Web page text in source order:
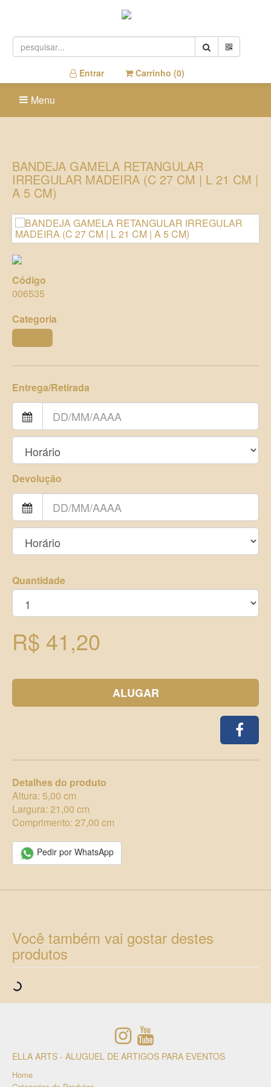
Entrar Carrinho (0)
Menu
BANDEJA GAMELA RETANGULAR
IRREGULAR MADEIRA (C 27 CM | L 21 CM |
A 5 CM)
Código
006535
Categoria
Entrega/Retirada
Devolução
Quantidade
R$ 41,20
ALUGAR
Detalhes do produto
Altura: 5,00 cm
Largura: 21,00 cm
Comprimento: 27,00 cm
Pedir por WhatsApp
Você também vai gostar destes
produtos
ELLA ARTS - ALUGUEL DE ARTIGOS PARA EVENTOS
Home